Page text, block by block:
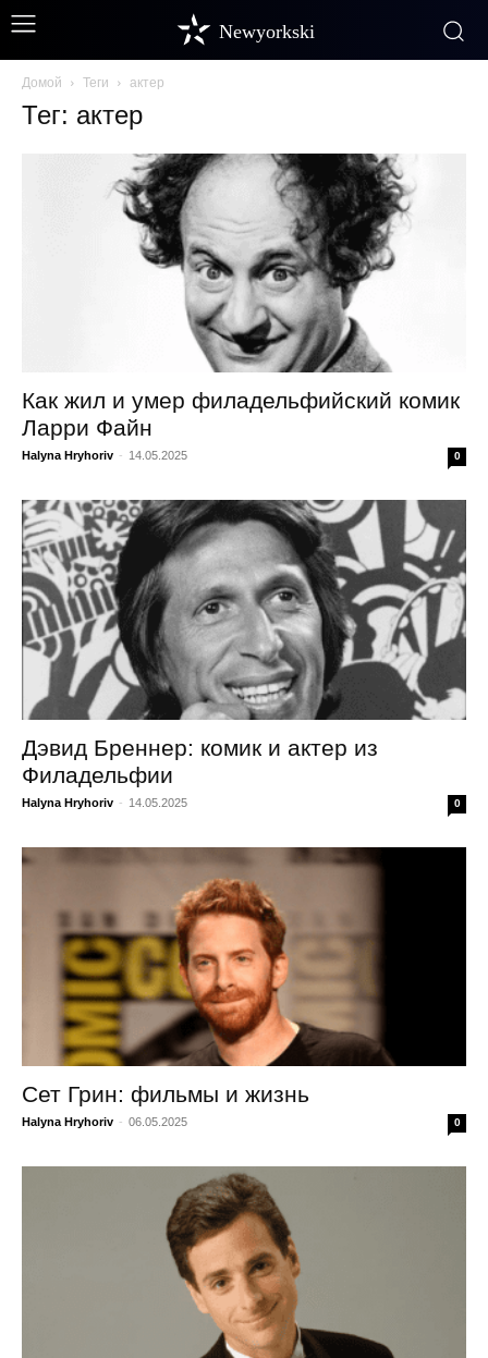
Newyorkski
Домой Теги актер
Тег: актер
Как жил и умер филадельфийский комик
Ларри Файн
Halyna Hryhoriv - 14.05.2025 0
Дэвид Бреннер: комик и актер из
Филадельфии
Halyna Hryhoriv - 14.05.2025 0
Сет Грин: фильмы и жизнь
Halyna Hryhoriv - 06.05.2025 0